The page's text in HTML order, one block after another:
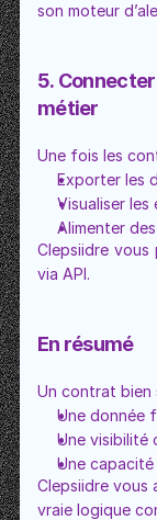
son moteur
5.
métier
Une fois les
Exporter les
Visualiser les
Alimenter
Clepsiidre
via API.
En résumé
Un contrat bien
Une donnée
Une visibilité
Une
Clepsiidre vous
vraie logique